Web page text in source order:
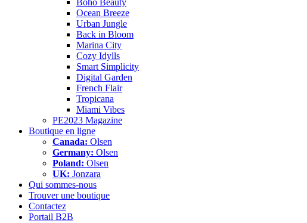
Boho Beauty
Ocean Breeze
Urban Jungle
Back in Bloom
Marina City
Cozy Idylls
Smart Simplicity
Digital Garden
French Flair
Tropicana
Miami Vibes
PE2023 Magazine
Boutique en ligne
Canada: Olsen
Germany: Olsen
Poland: Olsen
UK: Jonzara
Qui sommes-nous
Trouver une boutique
Contactez
Portail B2B